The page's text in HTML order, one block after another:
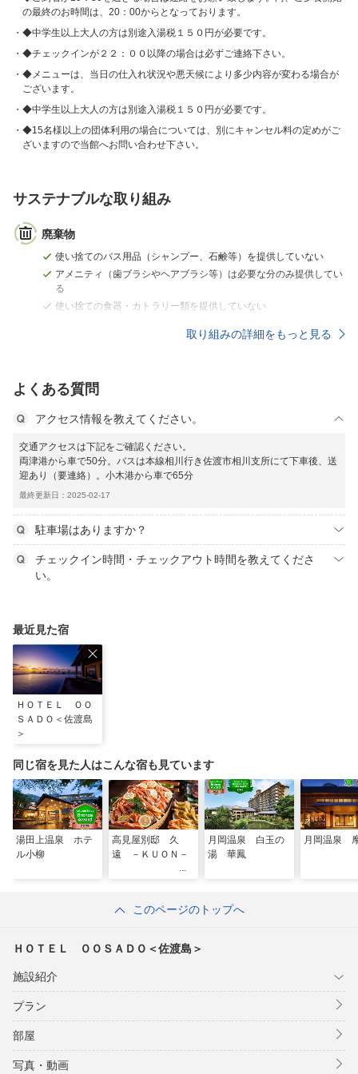
の最終のお時間は、20：00からとなっております。
◆中学生以上大人の方は別途入湯税１５０円が必要です。
◆チェックインが２２：００以降の場合は必ずご連絡下さい。
◆メニューは、当日の仕入れ状況や悪天候により多少内容が変わる場合が
ございます。
◆中学生以上大人の方は別途入湯税１５０円が必要です。
◆15名様以上の団体利用の場合については、別にキャンセル料の定めがご
ざいますので当館へお問い合わせ下さい。
サステナブルな取り組み
廃棄物
使い捨てのバス用品（シャンプー、石鹸等）を提供していない
アメニティ（歯ブラシやヘアブラシ等）は必要な分のみ提供してい
る
使い捨ての食器・カトラリー類を提供していない
取り組みの詳細をもっと見る
よくある質問
アクセス情報を教えてください。
交通アクセスは下記をご確認ください。
両津港から車で50分。バスは本線相川行き佐渡市相川支所にて下車後、送
迎あり（要連絡）。小木港から車で65分
最終更新日：2025-02-17
駐車場はありますか？
チェックイン時間・チェックアウト時間を教えてくださ
い。
最近見た宿
ＨＯＴＥＬ ＯＯ
ＳＡＤＯ＜佐渡島
＞
同じ宿を見た人はこんな宿も見ています
湯田上温泉 ホテ
ル小柳
高見屋別邸 久
遠 －ＫＵＯＮ－
月岡温泉 白玉の
湯 華鳳
月岡温泉
このページのトップへ
ＨＯＴＥＬ ＯＯＳＡＤＯ＜佐渡島＞
施設紹介
プラン
部屋
写真・動画